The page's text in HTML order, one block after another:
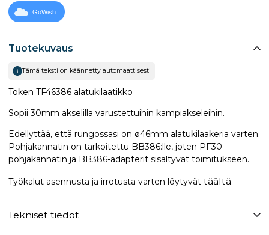
Tuotekuvaus
Tämä teksti on käännetty automaattisesti
Token TF46386 alatukilaatikko
Sopii 30mm akselilla varustettuihin kampiakseleihin.
Edellyttää, että rungossasi on ø46mm alatukilaakeria varten.
Pohjakannatin on tarkoitettu BB386:lle, joten PF30-
pohjakannatin ja BB386-adapterit sisältyvät toimitukseen.
Työkalut asennusta ja irrotusta varten löytyvät täältä.
Tekniset tiedot
GoWish